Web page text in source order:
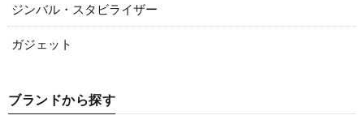
ジンバル・スタビライザー
ガジェット
ブランドから探す